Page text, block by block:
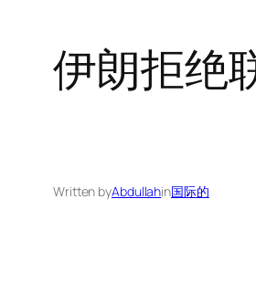
伊朗拒绝
Written byAbdullahin国际的